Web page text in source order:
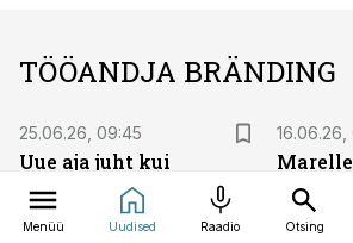
TÖÖANDJA BRÄNDING
25.06.26, 09:45
Uue aja juht kui
turunduskanal: hea
maine ei teki
16.06.26,
Menüü Uudised Raadio Otsing